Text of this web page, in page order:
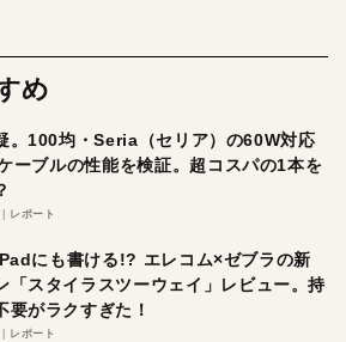
め
。100均・Seria（セリア）の60W対応
ーブルの性能を検証。超コスパの1本を
レポート
にも書ける!? エレコム×ゼブラの新
「スタイラスツーウェイ」レビュー。持
要がラクすぎた！
レポート